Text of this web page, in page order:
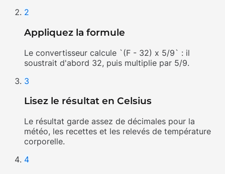
2
Appliquez la formule
Le convertisseur calcule `(F - 32) x 5/9` : il
soustrait d'abord 32, puis multiplie par 5/9.
3
Lisez le résultat en Celsius
Le résultat garde assez de décimales pour la
météo, les recettes et les relevés de température
corporelle.
4